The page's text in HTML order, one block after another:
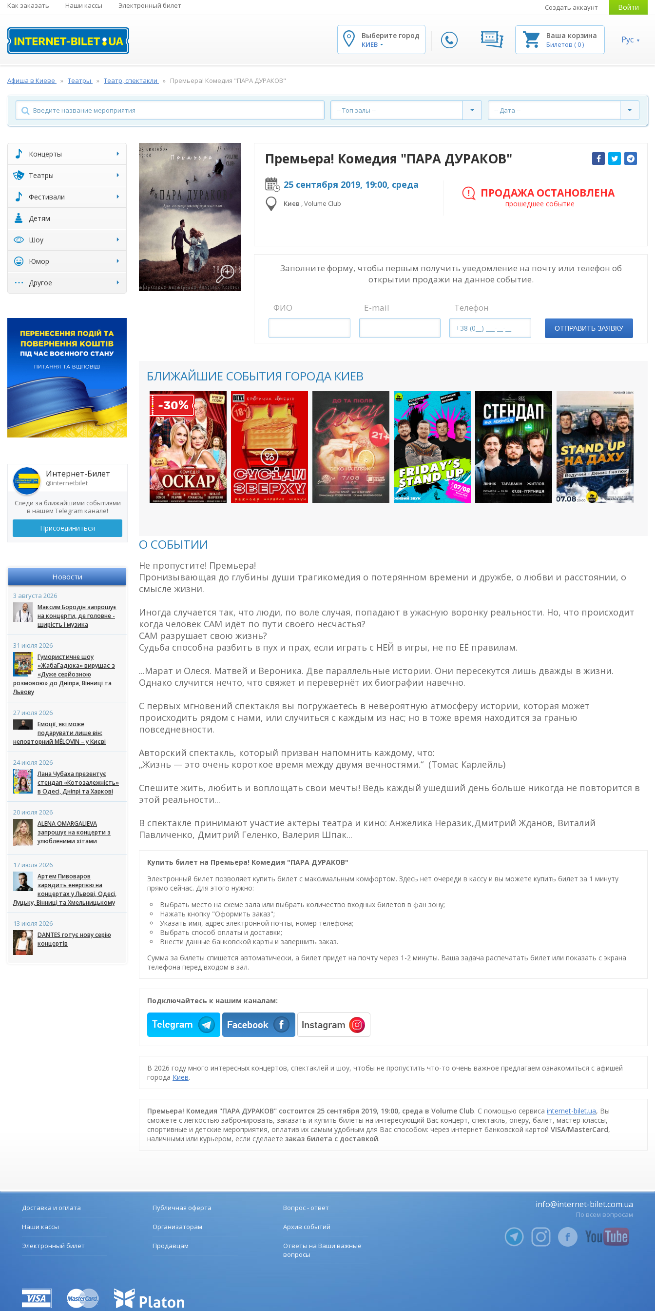
Как заказать Наши кассы Электронный билет Создать аккаунт Войти
Выберите город
КИЕВ
Ваша корзина
Билетов (0) Рус
Афиша в Киеве Театры Театр, спектакли Премьера! Комедия "ПАРА ДУРАКОВ"
-- Топ залы -- -- Дата --
Концерты
Театры
Фестивали
Детям
Шоу
Юмор
Другое
Интернет-Билет
@internetbilet
Следи за ближайшими событиями
в нашем Telegram канале!
Присоединиться
Новости
3 августа 2026
Максим Бородін запрошує
на концерти, де головне -
щирість і музика
31 июля 2026
Гумористичне шоу
«ЖабаГадюка» вирушає з
«Дуже серйозною
розмовою» до Дніпра, Вінниці та
Львову
27 июля 2026
Емоції, які може
подарувати лише він:
неповторний MÉLOVIN – у Києві
24 июля 2026
Лана Чубаха презентує
стендап «Котозалежність»
в Одесі, Дніпрі та Харкові
20 июля 2026
ALENA OMARGALIEVA
запрошує на концерти з
улюбленими хітами
17 июля 2026
Артем Пивоваров
зарядить енергією на
концертах у Львові, Одесі,
Луцьку, Вінниці та Хмельницькому
13 июля 2026
DANTES готує нову серію
концертів
Премьера! Комедия "ПАРА ДУРАКОВ"
25 сентября 2019, 19:00, среда
Киев ,Volume Club
ПРОДАЖА ОСТАНОВЛЕНА
прошедшее событие
Заполните форму, чтобы первым получить уведомление на почту или телефон об
открытии продажи на данное событие.
ФИО E-mail Телефон
ОТПРАВИТЬ ЗАЯВКУ
БЛИЖАЙШИЕ СОБЫТИЯ ГОРОДА КИЕВ
-30%
О СОБЫТИИ
Не пропустите! Премьера!
Пронизывающая до глубины души трагикомедия о потерянном времени и дружбе, о любви и расстоянии, о
смысле жизни.
Иногда случается так, что люди, по воле случая, попадают в ужасную воронку реальности. Но, что происходит
когда человек САМ идёт по пути своего несчастья?
САМ разрушает свою жизнь?
Судьба способна разбить в пух и прах, если играть с НЕЙ в игры, не по ЕЁ правилам.
...Марат и Олеся. Матвей и Вероника. Две параллельные истории. Они пересекутся лишь дважды в жизни.
Однако случится нечто, что свяжет и перевернёт их биографии навечно.
С первых мгновений спектакля вы погружаетесь в невероятную атмосферу истории, которая может
происходить рядом с нами, или случиться с каждым из нас; но в тоже время находится за гранью
повседневности.
Авторский спектакль, который призван напомнить каждому, что:
„Жизнь — это очень короткое время между двумя вечностями.“ (Томас Карлейль)
Спешите жить, любить и воплощать свои мечты! Ведь каждый ушедший день больше никогда не повторится в
этой реальности...
В спектакле принимают участие актеры театра и кино: Анжелика Неразик,Дмитрий Жданов, Виталий
Павличенко, Дмитрий Геленко, Валерия Шпак...
Купить билет на Премьера! Комедия "ПАРА ДУРАКОВ"
Электронный билет позволяет купить билет с максимальным комфортом. Здесь нет очереди в кассу и вы можете купить билет за 1 минуту
прямо сейчас. Для этого нужно:
Выбрать место на схеме зала или выбрать количество входных билетов в фан зону;
Нажать кнопку "Оформить заказ";
Указать имя, адрес электронной почты, номер телефона;
Выбрать способ оплаты и доставки;
Внести данные банковской карты и завершить заказ.
Сумма за билеты спишется автоматически, а билет придет на почту через 1-2 минуты. Ваша задача распечатать билет или показать с экрана
телефона перед входом в зал.
Подключайтесь к нашим каналам:
В 2026 году много интересных концертов, спектаклей и шоу, чтобы не пропустить что-то очень важное предлагаем ознакомиться с афишей
города Киев.
Премьера! Комедия "ПАРА ДУРАКОВ" состоится 25 сентября 2019, 19:00, среда в Volume Club. С помощью сервиса internet-bilet.ua, Вы
сможете с легкостью забронировать, заказать и купить билеты на интересующий Вас концерт, спектакль, оперу, балет, мастер-классы,
спортивные и детские мероприятия, оплатив их самым удобным для Вас способом: через интернет банковской картой VISA/MasterCard,
наличными или курьером, если сделаете заказ билета c доставкой.
Доставка и оплата
Наши кассы
Электронный билет
Публичная оферта
Организаторам
Продавцам
Вопрос - ответ
Архив событий
Ответы на Ваши важные
вопросы
info@internet-bilet.com.ua
По всем вопросам